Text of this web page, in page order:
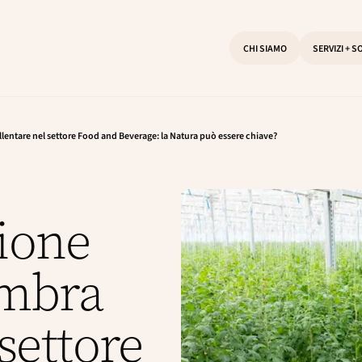
CHI SIAMO SERVIZI +
nel settore Food and Beverage: la Natura può essere chiave?